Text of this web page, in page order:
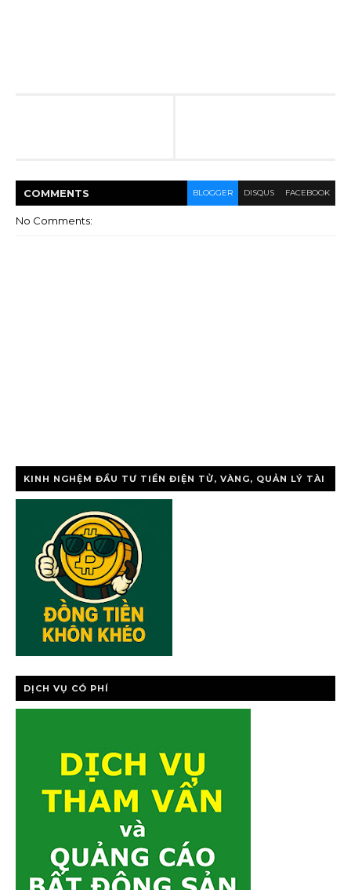
COMMENTS BLOGGER DISQUS FACEBOOK
No Comments:
KINH NGHỆM ĐẦU TƯ TIỀN ĐIỆN TỬ, VÀNG, QUẢN LÝ TÀI
DỊCH VỤ CÓ PHÍ